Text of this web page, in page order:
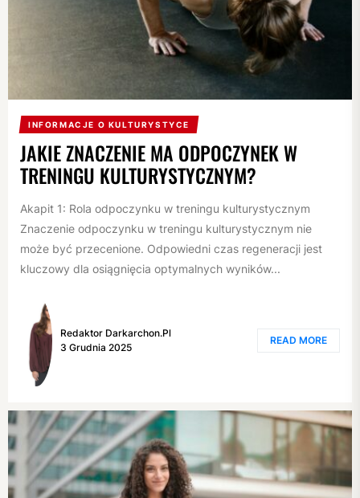
INFORMACJE O KULTURYSTYCE
JAKIE ZNACZENIE MA ODPOCZYNEK W
TRENINGU KULTURYSTYCZNYM?
Akapit 1: Rola odpoczynku w treningu kulturystycznym
Znaczenie odpoczynku w treningu kulturystycznym nie
może być przecenione. Odpowiedni czas regeneracji jest
kluczowy dla osiągnięcia optymalnych wyników...
Redaktor Darkarchon.pl
3 Grudnia 2025
READ MORE